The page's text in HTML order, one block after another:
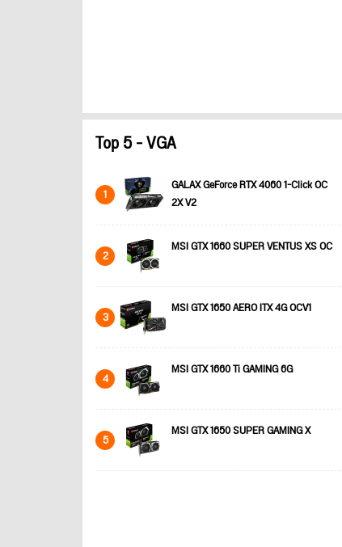
Top 5 - VGA
1
GALAX GeForce RTX 4060 1-Click OC
2X V2
2 MSI GTX 1660 SUPER VENTUS XS OC
3 MSI GTX 1650 AERO ITX 4G OCV1
4 MSI GTX 1660 Ti GAMING 6G
5 MSI GTX 1650 SUPER GAMING X